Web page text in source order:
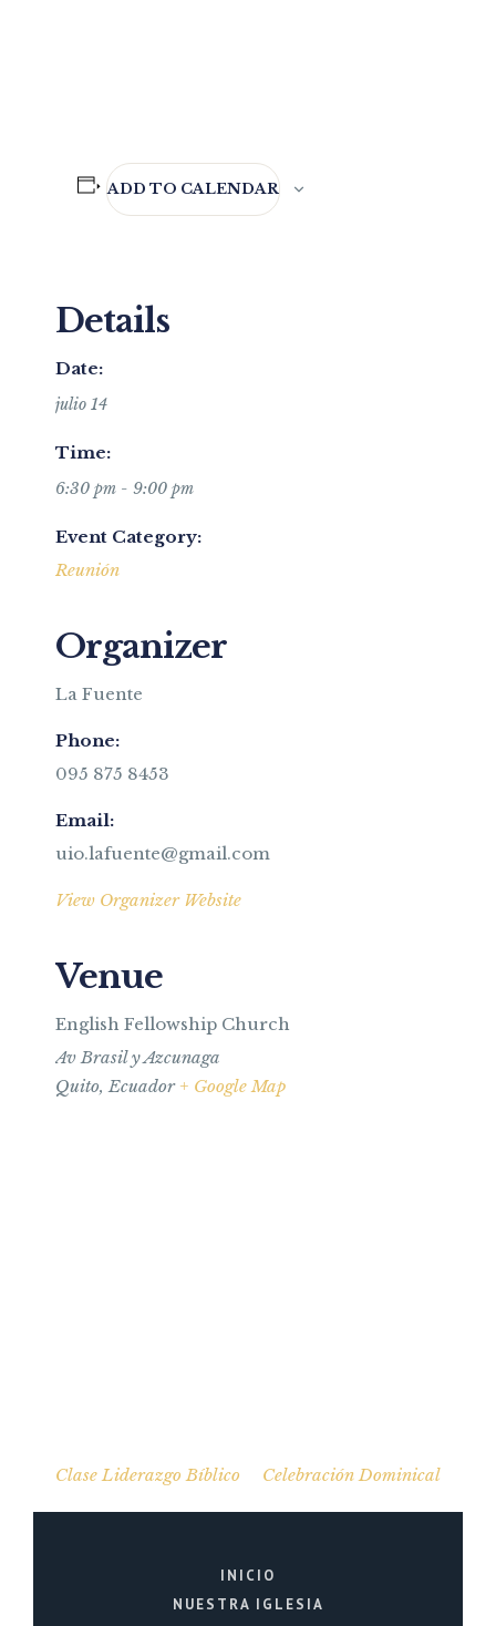
ADD TO CALENDAR
Details
Date:
julio 14
Time:
6:30 pm - 9:00 pm
Event Category:
Reunión
Organizer
La Fuente
Phone:
095 875 8453
Email:
uio.lafuente@gmail.com
View Organizer Website
Venue
English Fellowship Church
Av Brasil y Azcunaga
Quito, Ecuador + Google Map
Clase Liderazgo Bíblico Celebración Dominical
INICIO
NUESTRA IGLESIA